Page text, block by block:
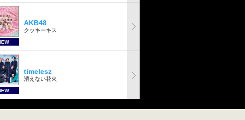
AKB48
クッキーキス
timelesz
消えない花火